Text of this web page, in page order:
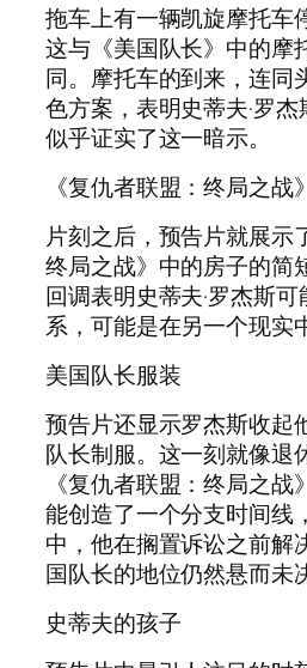
拖车上有一辆凯旋摩托车
这与《美国队长》中的摩
同。摩托车的到来，连同
色方案，表明史蒂夫·罗
似乎证实了这一暗示。
《复仇者联盟：终局之战
片刻之后，预告片就展示
终局之战》中的房子的简
回调表明史蒂夫·罗杰斯
系，可能是在另一个现实
美国队长服装
预告片还显示罗杰斯收起
队长制服。这一刻就像退
《复仇者联盟：终局之
能创造了一个分支时间线
中，他在搁置诉讼之前解
国队长的地位仍然悬而未
史蒂夫的孩子